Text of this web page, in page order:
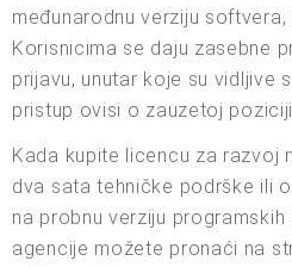
međunarodnu verziju
Korisnicima se daju zasebne
prijavu, unutar koje su vidljive
pristup ovisi o zauzetoj
Kada kupite licencu za razvoj
dva sata tehničke podrške ili
na probnu verziju
agencije možete pronaći na